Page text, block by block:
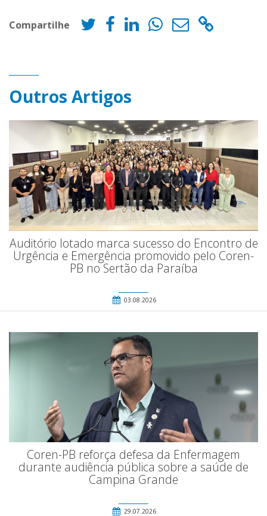
Compartilhe
Outros Artigos
Auditório lotado marca sucesso do Encontro de
Urgência e Emergência promovido pelo Coren-
PB no Sertão da Paraíba
03.08.2026
Coren-PB reforça defesa da Enfermagem
durante audiência pública sobre a saúde de
Campina Grande
29.07.2026